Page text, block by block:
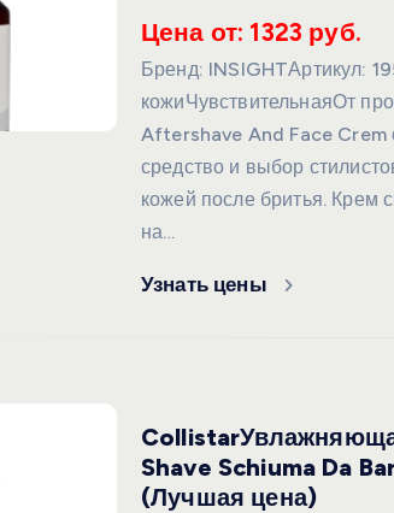
Цена от: 1323 руб.
Бренд: INSIGHTАртикул:
кожиЧувствительнаяОт
Aftershave And Face Crem
средство и выбор
кожей после бритья. Крем
на…
Узнать цены
Shave Schiuma Da
(Лучшая цена)